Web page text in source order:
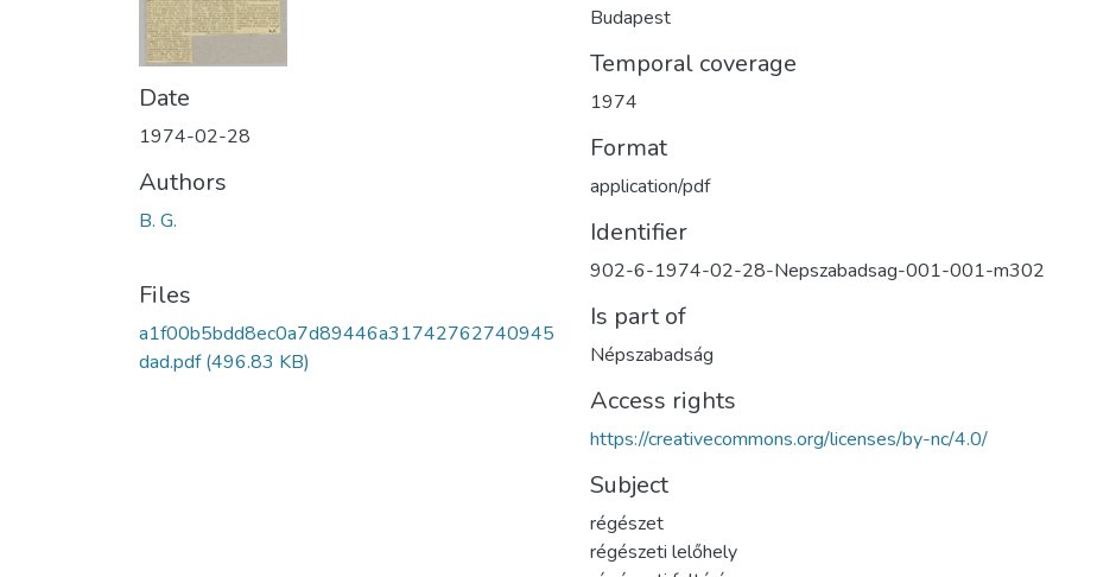
Date
1974-02-28
Authors
B. G.
Files
a1f00b5bdd8ec0a7d89446a31742762740945
dad.pdf(496.83 KB)
Budapest
Temporal coverage
1974
Format
application/pdf
Identifier
902-6-1974-02-28-Nepszabadsag-001-001-m302
Is part of
Népszabadság
Access rights
https://creativecommons.org/licenses/by-nc/4.0/
Subject
régészet
régészeti lelőhely